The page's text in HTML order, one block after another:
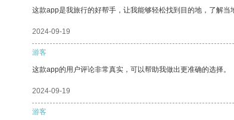
这款app是我旅行的好帮手，让我能够轻松找到目的地，了解当
2024-09-19
游客
这款app的用户评论非常真实，可以帮助我做出更准确的选择。
2024-09-19
游客